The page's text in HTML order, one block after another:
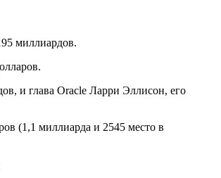
миллиардов.
и глава Oracle Ларри Эллисон, его
(1,1 миллиарда и 2545 место в